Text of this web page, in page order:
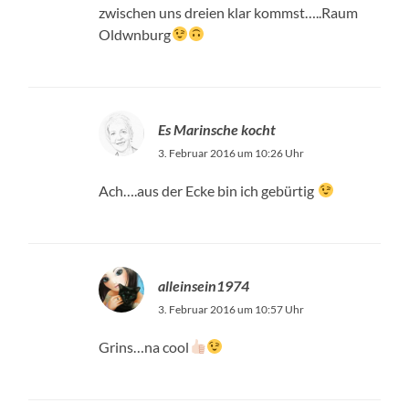
zwischen uns dreien klar kommst…..Raum
Oldwnburg
Es Marinsche kocht
3. Februar 2016 um 10:26 Uhr
Ach….aus der Ecke bin ich gebürtig
alleinsein1974
3. Februar 2016 um 10:57 Uhr
Grins…na cool